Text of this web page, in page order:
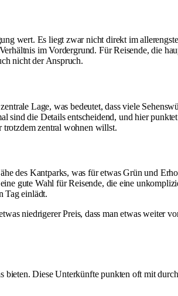
wert. Es liegt zwar nicht direkt im
im Vordergrund. Für Reisende, die
nicht der Anspruch.
Lage, was bedeutet, dass viele
die Details entscheidend, und hier
trotzdem zentral wohnen willst.
des Kantparks, was für etwas Grün und
gute Wahl für Reisende, die eine
Tag einlädt.
niedrigerer Preis, dass man etwas weiter
Diese Unterkünfte punkten oft mit